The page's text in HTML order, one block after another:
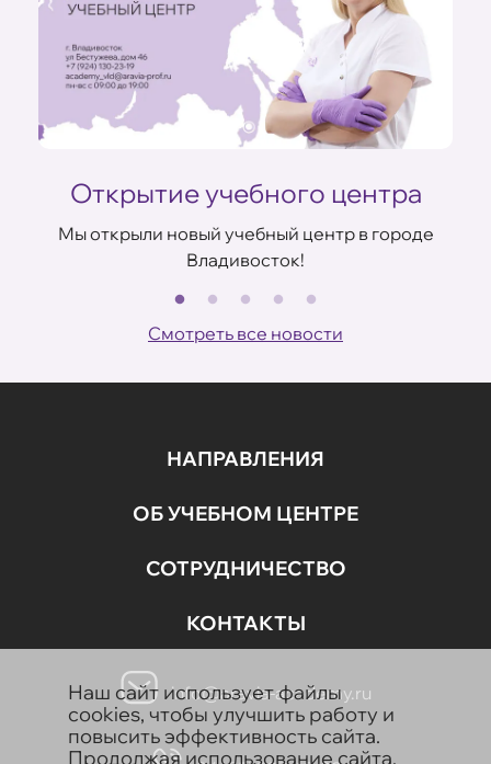
Открытие учебного центра
Мы открыли новый учебный центр в городе
Владивосток!
Смотреть все новости
НАПРАВЛЕНИЯ
ОБ УЧЕБНОМ ЦЕНТРЕ
СОТРУДНИЧЕСТВО
КОНТАКТЫ
info@aravia-academy.ru
Наш сайт использует файлы
cookies, чтобы улучшить работу и
повысить эффективность сайта.
Продолжая использование сайта,